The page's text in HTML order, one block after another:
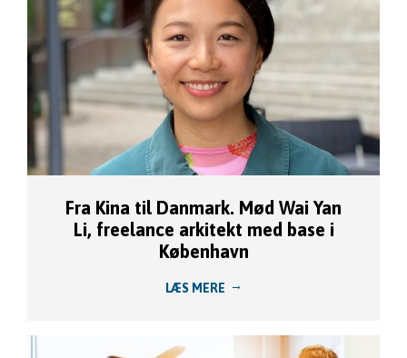
Fra Kina til Danmark. Mød Wai Yan
Li, freelance arkitekt med base i
København
LÆS MERE